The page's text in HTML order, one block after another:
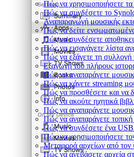
Πώς να χρησιμοποιήσετε
Πώς να συνδέσετε το
Αναπαραγωγή μουσικής
Πώς να δείτε
Πώς να συνδέσετε
Πώς να εισαγάγετε λίστα
Πώς να εξάγετε τη
Εξαγωγή του πλήρους
Πώς να αναπαράγετε
Πώς να κάνετε streaming
Πώς να προσθέσετε και να
Πώς να ακούτε ηχητικά
Πώς να αναπαράγετε
Πώς να αναπαράγετε
Πώς να συνδέσετε ένα USB
Πώς να χρησιμοποιήσετε
Μεταφορά αρχείων από τον
Πώς να ανεβάσετε αρχεία